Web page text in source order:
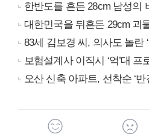
한반도를 흔든 28cm 남성의
대한민국을 뒤흔든 29cm 괴
83세 김보경 씨, 의사도 놀란
보험설계사 이직시 ‘억’대 프
오산 신축 아파트, 선착순 ‘반